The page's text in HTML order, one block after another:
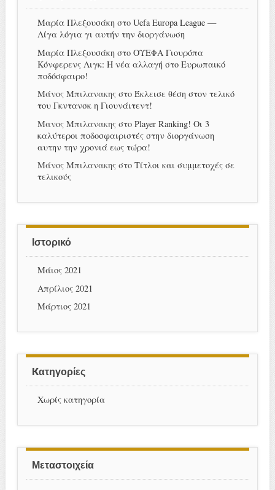
Μαρία Πλεξουσάκη στο Uefa Europa League —
Λίγα λόγια γι αυτήν την διοργάνωση
Μαρία Πλεξουσάκη στο ΟΥΕΦΑ Γιουρόπα
Κόνφερενς Λιγκ: Η νέα αλλαγή στο Ευρωπαικό
ποδόσφαιρο!
Μάνος Μπιλανακηςστο Έκλεισε θέση στον τελικό
του Γκντανσκ η Γιουνάιτεντ!
Μανος Μπιλανακηςστο Player Ranking! Οι 3
καλύτεροι ποδοσφαιριστές στην διοργάνωση
αυτην την χρονιά εως τώρα!
Μάνος Μπιλανακηςστο Τίτλοι και συμμετοχές σε
τελικούς
Ιστορικό
Μάιος 2021
Απρίλιος 2021
Μάρτιος 2021
Kατηγορίες
Χωρίς κατηγορία
Μεταστοιχεία